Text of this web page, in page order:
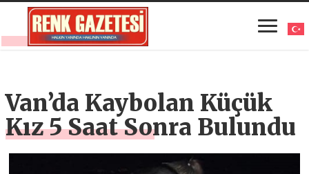
Van’da Kaybolan Küçük
Kız 5 Saat Sonra Bulundu